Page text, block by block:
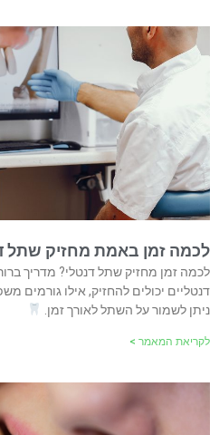
לכמה זמן באמת מחזיק שתל
לכמה זמן מחזיק שתל דנטלי? מדריך
דנטליים יכולים להחזיק, אילו גורמים
ניתן לשמור על השתל לאורך זמן.
לקריאת המאמר >